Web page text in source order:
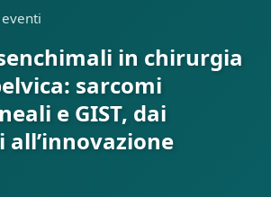
in chirurgia
sarcomi
e GIST, dai